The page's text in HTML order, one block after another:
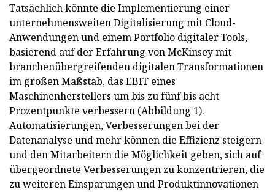
Tatsächlich könnte die Implementierung einer
unternehmensweiten Digitalisierung mit Cloud-
Anwendungen und einem Portfolio digitaler Tools,
basierend auf der Erfahrung von McKinsey mit
branchenübergreifenden digitalen Transformationen
im großen Maßstab, das EBIT eines
Maschinenherstellers um bis zu fünf bis acht
Prozentpunkte verbessern (Abbildung 1).
Automatisierungen, Verbesserungen bei der
Datenanalyse und mehr können die Effizienz steigern
und den Mitarbeitern die Möglichkeit geben, sich auf
übergeordnete Verbesserungen zu konzentrieren, die
zu weiteren Einsparungen und Produktinnovationen